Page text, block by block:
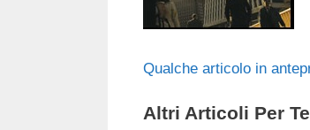
Qualche articolo in
Altri Articoli Per Te